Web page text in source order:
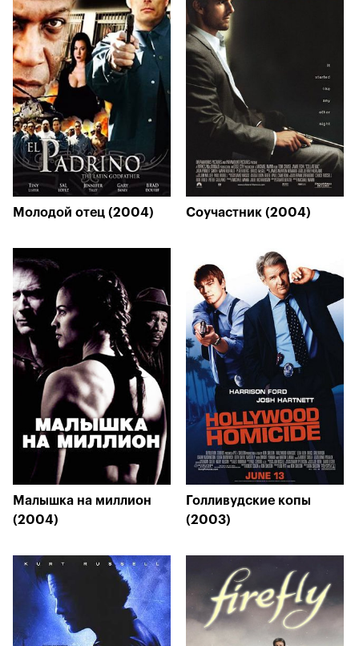
Молодой отец (2004) Соучастник (2004)
Малышка на миллион
(2004)
Голливудские копы
(2003)